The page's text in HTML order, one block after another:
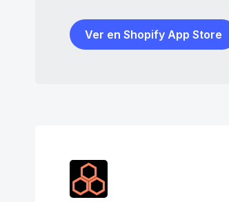
Ver en Shopify App Store